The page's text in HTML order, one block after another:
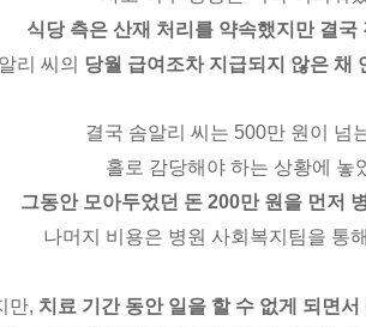
식당 측은 산재 처리를 약속했지만 결국
리 씨의 당월 급여조차 지급되지 않은 채
결국 솜알리 씨는 500만 원이 넘
홀로 감당해야 하는 상황에 놓
그동안 모아두었던 돈200만 원을 먼저
나머지 비용은 병원 사회복지팀을 통
만, 치료 기간 동안 일을 할 수 없게 되면서